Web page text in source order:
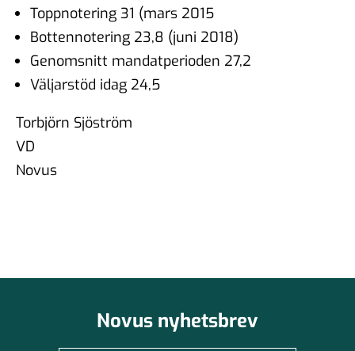
Toppnotering 31 (mars 2015
Bottennotering 23,8 (juni 2018)
Genomsnitt mandatperioden 27,2
Väljarstöd idag 24,5
Torbjörn Sjöström
VD
Novus
Novus nyhetsbrev